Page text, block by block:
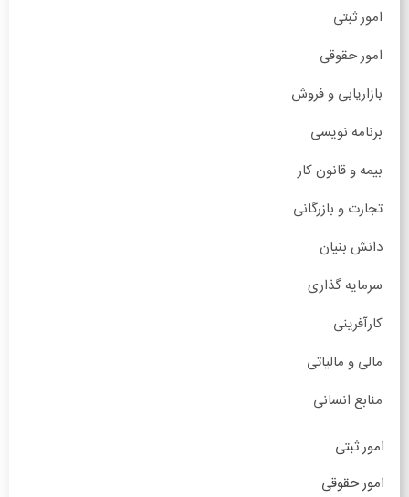
امور ثبتی
امور حقوقی
بازاریابی و فروش
برنامه نویسی
بیمه و قانون کار
تجارت و بازرگانی
دانش بنیان
سرمایه گذاری
کارآفرینی
مالی و مالیاتی
منابع انسانی
امور ثبتی
امور حقوقی